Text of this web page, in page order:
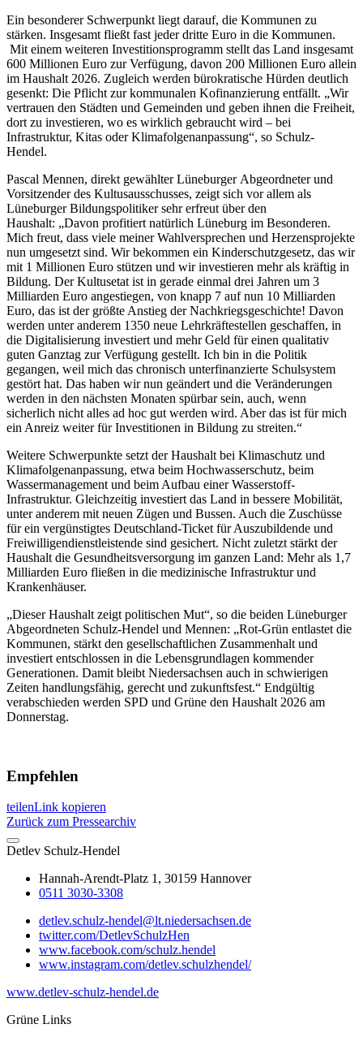
Ein besonderer Schwerpunkt liegt darauf, die Kommunen zu
stärken. Insgesamt fließt fast jeder dritte Euro in die Kommunen.
Mit einem weiteren Investitionsprogramm stellt das Land insgesamt
600 Millionen Euro zur Verfügung, davon 200 Millionen Euro allein
im Haushalt 2026. Zugleich werden bürokratische Hürden deutlich
gesenkt: Die Pflicht zur kommunalen Kofinanzierung entfällt. „Wir
vertrauen den Städten und Gemeinden und geben ihnen die Freiheit,
dort zu investieren, wo es wirklich gebraucht wird – bei
Infrastruktur, Kitas oder Klimafolgenanpassung“, so Schulz-
Hendel.
Pascal Mennen, direkt gewählter Lüneburger Abgeordneter und
Vorsitzender des Kultusausschusses, zeigt sich vor allem als
Lüneburger Bildungspolitiker sehr erfreut über den
Haushalt: „Davon profitiert natürlich Lüneburg im Besonderen.
Mich freut, dass viele meiner Wahlversprechen und Herzensprojekte
nun umgesetzt sind. Wir bekommen ein Kinderschutzgesetz, das wir
mit 1 Millionen Euro stützen und wir investieren mehr als kräftig in
Bildung. Der Kultusetat ist in gerade einmal drei Jahren um 3
Milliarden Euro angestiegen, von knapp 7 auf nun 10 Milliarden
Euro, das ist der größte Anstieg der Nachkriegsgeschichte! Davon
werden unter anderem 1350 neue Lehrkräftestellen geschaffen, in
die Digitalisierung investiert und mehr Geld für einen qualitativ
guten Ganztag zur Verfügung gestellt. Ich bin in die Politik
gegangen, weil mich das chronisch unterfinanzierte Schulsystem
gestört hat. Das haben wir nun geändert und die Veränderungen
werden in den nächsten Monaten spürbar sein, auch, wenn
sicherlich nicht alles ad hoc gut werden wird. Aber das ist für mich
ein Anreiz weiter für Investitionen in Bildung zu streiten.“
Weitere Schwerpunkte setzt der Haushalt bei Klimaschutz und
Klimafolgenanpassung, etwa beim Hochwasserschutz, beim
Wassermanagement und beim Aufbau einer Wasserstoff-
Infrastruktur. Gleichzeitig investiert das Land in bessere Mobilität,
unter anderem mit neuen Zügen und Bussen. Auch die Zuschüsse
für ein vergünstigtes Deutschland-Ticket für Auszubildende und
Freiwilligendienstleistende sind gesichert. Nicht zuletzt stärkt der
Haushalt die Gesundheitsversorgung im ganzen Land: Mehr als 1,7
Milliarden Euro fließen in die medizinische Infrastruktur und
Krankenhäuser.
„Dieser Haushalt zeigt politischen Mut“, so die beiden Lüneburger
Abgeordneten Schulz-Hendel und Mennen: „Rot-Grün entlastet die
Kommunen, stärkt den gesellschaftlichen Zusammenhalt und
investiert entschlossen in die Lebensgrundlagen kommender
Generationen. Damit bleibt Niedersachsen auch in schwierigen
Zeiten handlungsfähig, gerecht und zukunftsfest.“ Endgültig
verabschieden werden SPD und Grüne den Haushalt 2026 am
Donnerstag.
Empfehlen
teilenLink kopieren
Zurück zum Pressearchiv
Detlev Schulz-Hendel
Hannah-Arendt-Platz 1, 30159 Hannover
0511 3030-3308
detlev.schulz-hendel@lt.niedersachsen.de
twitter.com/DetlevSchulzHen
www.facebook.com/schulz.hendel
www.instagram.com/detlev.schulzhendel/
www.detlev-schulz-hendel.de
Grüne Links